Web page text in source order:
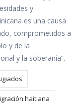
y
es una causa
comprometidos a
y de la
y la soberanía”.
haitiana